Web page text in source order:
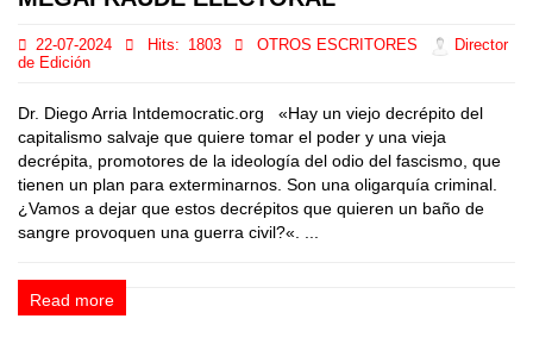
22-07-2024 Hits: 1803 OTROS ESCRITORES
Director
de Edición
Dr. Diego Arria Intdemocratic.org «Hay un viejo decrépito del
capitalismo salvaje que quiere tomar el poder y una vieja
decrépita, promotores de la ideología del odio del fascismo, que
tienen un plan para exterminarnos. Son una oligarquía criminal.
¿Vamos a dejar que estos decrépitos que quieren un baño de
sangre provoquen una guerra civil?«. ...
Read more